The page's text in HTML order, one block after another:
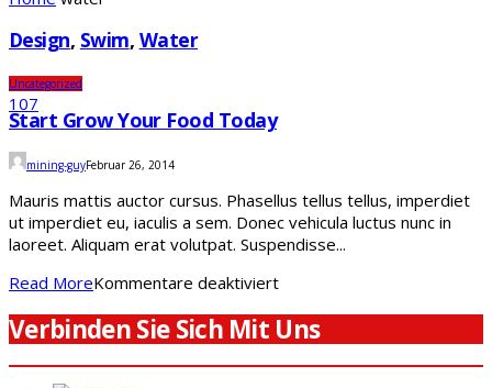
Design, Swim, Water
Uncategorized
107
Start Grow Your Food Today
mining-guyFebruar 26, 2014
Mauris mattis auctor cursus. Phasellus tellus tellus, imperdiet
ut imperdiet eu, iaculis a sem. Donec vehicula luctus nunc in
laoreet. Aliquam erat volutpat. Suspendisse...
Read MoreKommentare deaktiviertfür
grow
your
food
Verbinden Sie Sich Mit Uns